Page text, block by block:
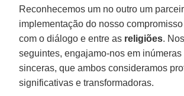
Reconhecemos um no outro um
implementação do nosso
com o diálogo e entre as religiões.
seguintes, engajamo-nos em
sinceras, que ambos consideramos
significativas e transformadoras.